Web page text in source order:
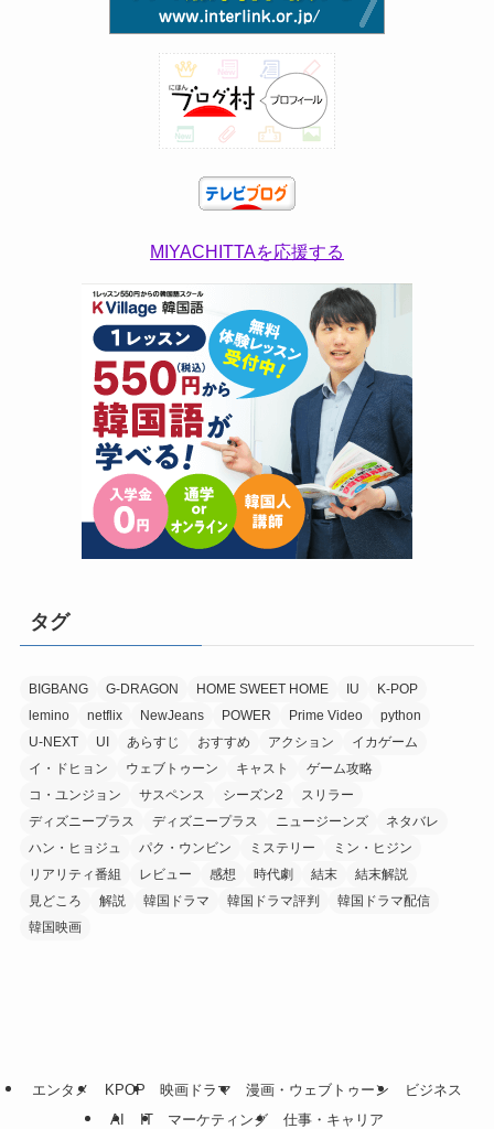
MIYACHITTAを応援する
タグ
BIGBANG G-DRAGON HOME SWEET HOME IU
K-POP
lemino
netflix NewJeans POWER Prime Video
python
U-NEXT
UI あらすじ おすすめ アクション
イカゲーム
イ・ドヒョン
ウェブトゥーン キャスト
ゲーム攻略
コ・ユンジョン
サスペンス シーズン2
スリラー
ディズニープラス
ディズニープラス ニュージーンズ
ネタバレ
ハン・ヒョジュ
パク・ウンビン ミステリー
ミン・ヒジン
リアリティ番組
レビュー 感想 時代劇 結末
結末解説
見どころ
解説 韓国ドラマ 韓国ドラマ評判
韓国ドラマ配信
韓国映画
エンタメ KPOP 映画ドラマ 漫画・ウェブトゥーン
ビジネス
AI
IT マーケティング 仕事・キャリア